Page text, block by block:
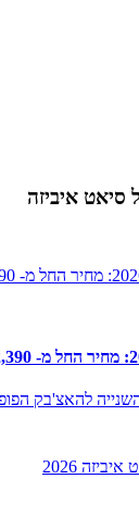
סיאט איביזה
להאצ'בק